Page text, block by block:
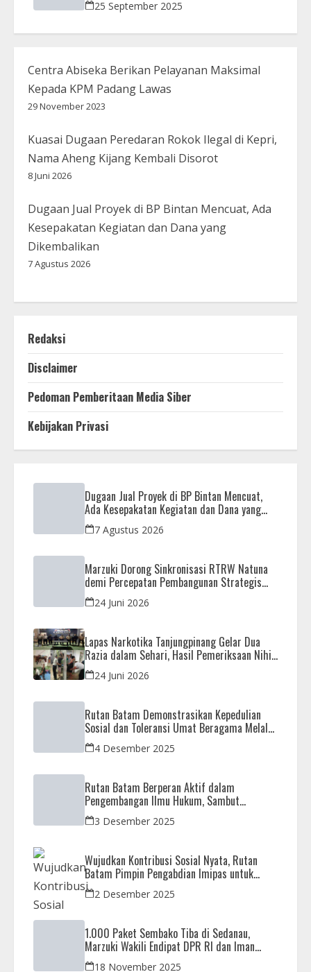
25 September 2025
Centra Abiseka Berikan Pelayanan Maksimal
Kepada KPM Padang Lawas
29 November 2023
Kuasai Dugaan Peredaran Rokok Ilegal di Kepri,
Nama Aheng Kijang Kembali Disorot
8 Juni 2026
Dugaan Jual Proyek di BP Bintan Mencuat, Ada
Kesepakatan Kegiatan dan Dana yang
Dikembalikan
7 Agustus 2026
Redaksi
Disclaimer
Pedoman Pemberitaan Media Siber
Kebijakan Privasi
Dugaan Jual Proyek di BP Bintan Mencuat,
Ada Kesepakatan Kegiatan dan Dana yang
Dikembalikan
7 Agustus 2026
Marzuki Dorong Sinkronisasi RTRW Natuna
demi Percepatan Pembangunan Strategis
Daerah
24 Juni 2026
Lapas Narkotika Tanjungpinang Gelar Dua
Razia dalam Sehari, Hasil Pemeriksaan Nihil
Barang Terlarang
24 Juni 2026
Rutan Batam Demonstrasikan Kepedulian
Sosial dan Toleransi Umat Beragama Melalui
Doa Bersama Korban Bencana
4 Desember 2025
Rutan Batam Berperan Aktif dalam
Pengembangan Ilmu Hukum, Sambut
Kunjungan Observasi Mahasiswa UIB
3 Desember 2025
Wujudkan Kontribusi Sosial Nyata, Rutan
Batam Pimpin Pengabdian Imipas untuk
Negeri di Masjid Syahrom Ba’dawi
2 Desember 2025
1.000 Paket Sembako Tiba di Sedanau,
Marzuki Wakili Endipat DPR RI dan Iman
Sutiawan Kawal Reses di Natuna
18 November 2025